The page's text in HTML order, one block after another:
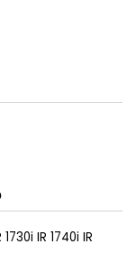
IR 1740i IR